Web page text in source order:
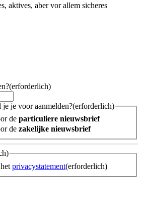
aktives, aber vor allem sicheres
(erforderlich)
je voor aanmelden?(erforderlich)
de particuliere nieuwsbrief
de zakelijke nieuwsbrief
privacystatement(erforderlich)